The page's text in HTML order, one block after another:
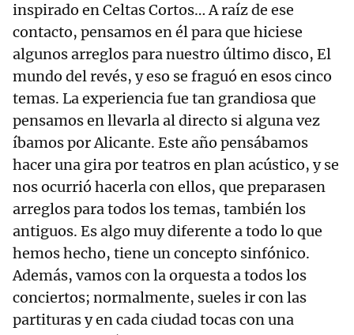
inspirado en Celtas Cortos… A raíz de ese
contacto, pensamos en él para que hiciese
algunos arreglos para nuestro último disco, El
mundo del revés, y eso se fraguó en esos cinco
temas. La experiencia fue tan grandiosa que
pensamos en llevarla al directo si alguna vez
íbamos por Alicante. Este año pensábamos
hacer una gira por teatros en plan acústico, y se
nos ocurrió hacerla con ellos, que preparasen
arreglos para todos los temas, también los
antiguos. Es algo muy diferente a todo lo que
hemos hecho, tiene un concepto sinfónico.
Además, vamos con la orquesta a todos los
conciertos; normalmente, sueles ir con las
partituras y en cada ciudad tocas con una